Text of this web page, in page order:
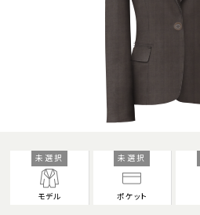
モデル
未選択
ポケット
未選択